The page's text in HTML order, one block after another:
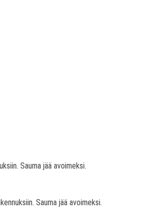
Sauma jää avoimeksi.
Sauma jää avoimeksi.